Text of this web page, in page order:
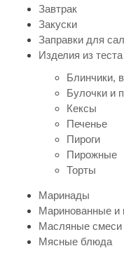
Завтрак
Закуски
Заправки для
Изделия из теста
Блинчики,
Булочки и
Кексы
Печенье
Пироги
Пирожные
Торты
Маринады
Маринованные и
Масляные смеси
Мясные блюда